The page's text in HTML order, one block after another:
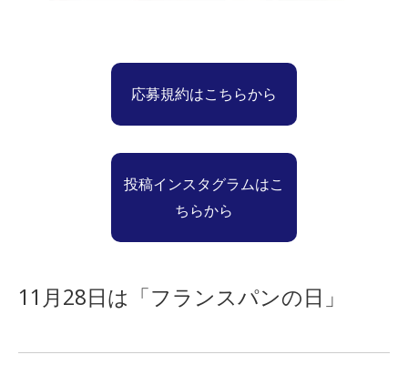
応募規約はこちらから
投稿インスタグラムはこ
ちらから
11月28日は「フランスパンの日」